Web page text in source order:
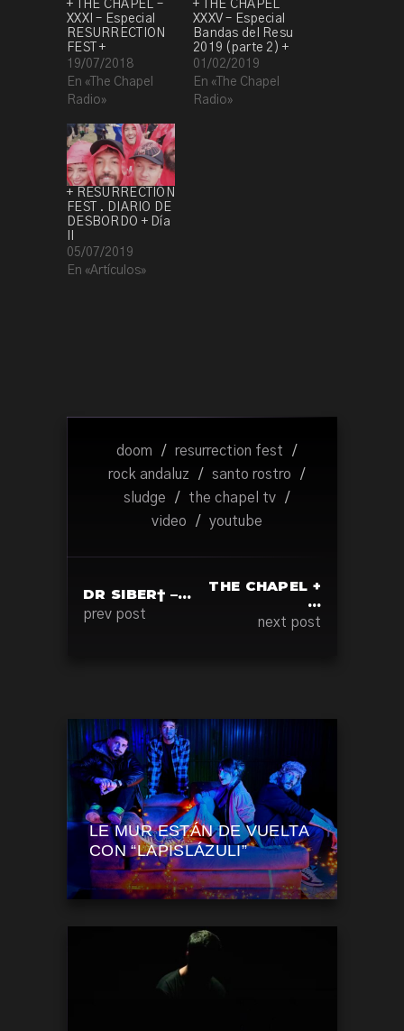
+ THE CHAPEL –
XXXI – Especial
RESURRECTION
FEST +
19/07/2018
En «The Chapel
Radio»
+ THE CHAPEL
XXXV – Especial
Bandas del Resu
2019 (parte 2) +
01/02/2019
En «The Chapel
Radio»
+ RESURRECTION
FEST . DIARIO DE
DESBORDO + Día
05/07/2019
En «Artículos»
doom / resurrection fest
/
rock andaluz
/ santo rostro
/
sludge
/ the chapel tv
/
video
/ youtube
DR SIBER† –…
prev post
THE CHAPEL +
…
next post
LE MUR ESTÁN DE VUELTA
CON “LAPISLÁZULI”